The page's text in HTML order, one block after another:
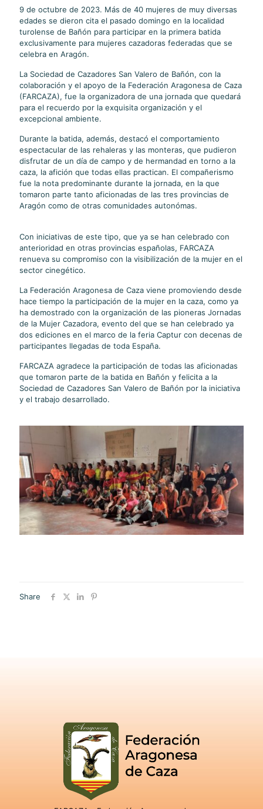
9 de octubre de 2023. Más de 40 mujeres de muy diversas
edades se dieron cita el pasado domingo en la localidad
turolense de Bañón para participar en la primera batida
exclusivamente para mujeres cazadoras federadas que se
celebra en Aragón.
La Sociedad de Cazadores San Valero de Bañón, con la
colaboración y el apoyo de la Federación Aragonesa de Caza
(FARCAZA), fue la organizadora de una jornada que quedará
para el recuerdo por la exquisita organización y el
excepcional ambiente.
Durante la batida, además, destacó el comportamiento
espectacular de las rehaleras y las monteras, que pudieron
disfrutar de un día de campo y de hermandad en torno a la
caza, la afición que todas ellas practican. El compañerismo
fue la nota predominante durante la jornada, en la que
tomaron parte tanto aficionadas de las tres provincias de
Aragón como de otras comunidades autonómas.
Con iniciativas de este tipo, que ya se han celebrado con
anterioridad en otras provincias españolas, FARCAZA
renueva su compromiso con la visibilización de la mujer en el
sector cinegético.
La Federación Aragonesa de Caza viene promoviendo desde
hace tiempo la participación de la mujer en la caza, como ya
ha demostrado con la organización de las pioneras Jornadas
de la Mujer Cazadora, evento del que se han celebrado ya
dos ediciones en el marco de la feria Captur con decenas de
participantes llegadas de toda España.
FARCAZA agradece la participación de todas las aficionadas
que tomaron parte de la batida en Bañón y felicita a la
Sociedad de Cazadores San Valero de Bañón por la iniciativa
y el trabajo desarrollado.
Share